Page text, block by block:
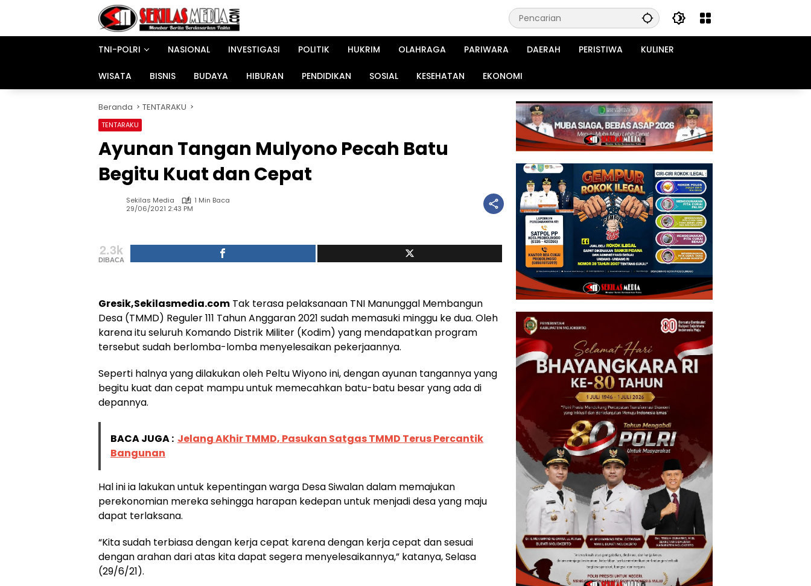
TNI-POLRI
NASIONAL INVESTIGASI POLITIK HUKRIM OLAHRAGA PARIWARA DAERAH PERISTIWA KULINER
WISATA BISNIS BUDAYA HIBURAN PENDIDIKAN SOSIAL KESEHATAN EKONOMI
Beranda TENTARAKU
TENTARAKU
Ayunan Tangan Mulyono Pecah Batu
Begitu Kuat dan Cepat
Sekilas Media
1 Min Baca
29/06/2021 2:43 PM
2.3k
DIBACA
Gresik,Sekilasmedia.com Tak terasa pelaksanaan TNI Manunggal Membangun
Desa (TMMD) Reguler 111 Tahun Anggaran 2021 sudah memasuki minggu ke dua. Oleh
karena itu seluruh Komando Distrik Militer (Kodim) yang mendapatkan program
tersebut sudah berlomba-lomba menyelesaikan pekerjaannya.
Seperti halnya yang dilakukan oleh Peltu Wiyono ini, dengan ayunan tangannya yang
begitu kuat dan cepat mampu untuk memecahkan batu-batu besar yang ada di
depannya.
BACA JUGA : Jelang AKhir TMMD, Pasukan Satgas TMMD Terus Percantik
Bangunan
Hal ini ia lakukan untuk kepentingan warga Desa Siwalan dalam memajukan
perekonomian mereka sehingga harapan kedepan untuk menjadi desa yang maju
dapat terlaksana.
“Kita sudah terbiasa dengan kerja cepat karena dengan kerja cepat dan sesuai
dengan arahan dari atas kita dapat segera menyelesaikannya,” katanya, Selasa
(29/6/21).